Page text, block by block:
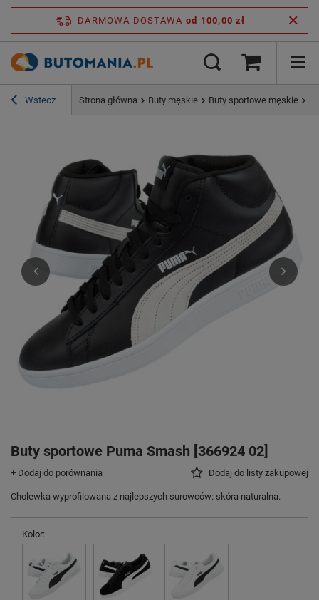
DARMOWA DOSTAWA od 100,00 zł
Wstecz Strona główna Buty męskie Buty sportowe męskie
Buty sportowe Puma Smash [366924 02]
+ Dodaj do porównania Dodaj do listy zakupowej
Cholewka wyprofilowana z najlepszych surowców: skóra naturalna.
Kolor